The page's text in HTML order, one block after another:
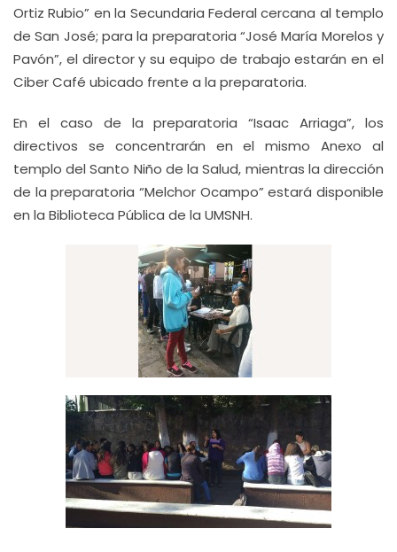
Ortiz Rubio” en la Secundaria Federal cercana al templo
de San José; para la preparatoria “José María Morelos y
Pavón”, el director y su equipo de trabajo estarán en el
Ciber Café ubicado frente a la preparatoria.
En el caso de la preparatoria “Isaac Arriaga”, los
directivos se concentrarán en el mismo Anexo al
templo del Santo Niño de la Salud, mientras la dirección
de la preparatoria “Melchor Ocampo” estará disponible
en la Biblioteca Pública de la UMSNH.